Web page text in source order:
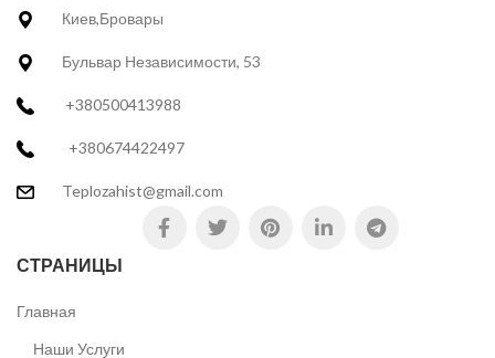
Киев,Бровары
Бульвар Независимости, 53
+380500413988
+380674422497
Teplozahist@gmail.com
СТРАНИЦЫ
Главная
Наши Услуги